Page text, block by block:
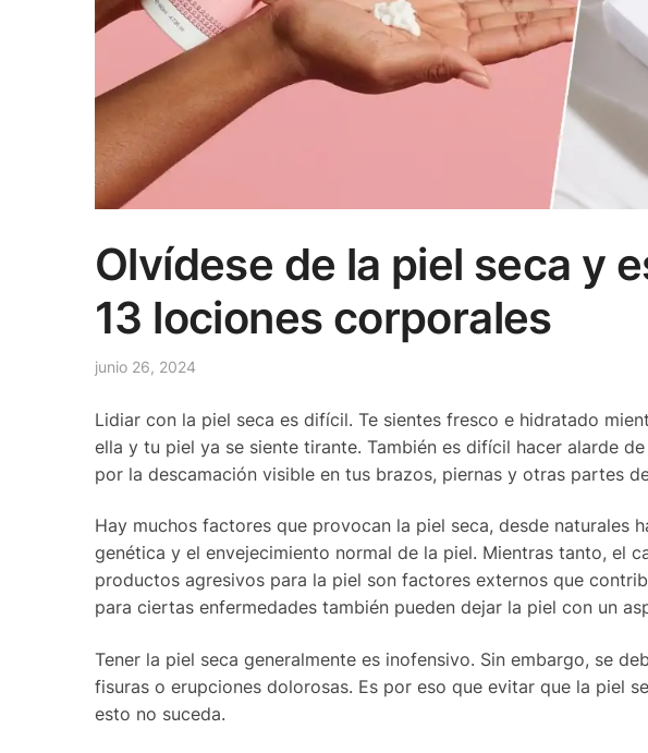
Olvídese de la piel seca y
13 lociones corporales
junio 26, 2024
Lidiar con la piel seca es difícil. Te sientes fresco e hidratado
ella y tu piel ya se siente tirante. También es difícil hacer alarde
por la descamación visible en tus brazos, piernas y otras partes
Hay muchos factores que provocan la piel seca, desde naturales
genética y el envejecimiento normal de la piel. Mientras tanto, el
productos agresivos para la piel son factores externos que
para ciertas enfermedades también pueden dejar la piel con un
Tener la piel seca generalmente es inofensivo. Sin embargo, se
fisuras o erupciones dolorosas. Es por eso que evitar que la piel
esto no suceda.